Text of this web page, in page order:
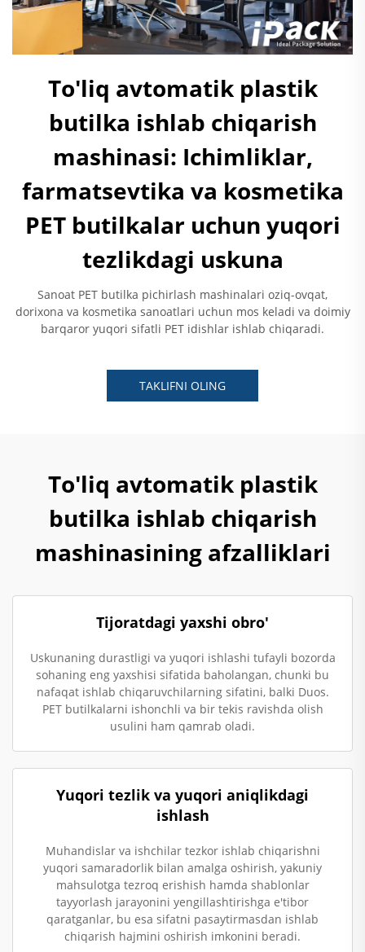
To'liq avtomatik plastik
butilka ishlab chiqarish
mashinasi: Ichimliklar,
farmatsevtika va kosmetika
PET butilkalar uchun yuqori
tezlikdagi uskuna
Sanoat PET butilka pichirlash mashinalari oziq-ovqat,
dorixona va kosmetika sanoatlari uchun mos keladi va doimiy
barqaror yuqori sifatli PET idishlar ishlab chiqaradi.
TAKLIFNI OLING
To'liq avtomatik plastik
butilka ishlab chiqarish
mashinasining afzalliklari
Tijoratdagi yaxshi obro'
Uskunaning durastligi va yuqori ishlashi tufayli bozorda
sohaning eng yaxshisi sifatida baholangan, chunki bu
nafaqat ishlab chiqaruvchilarning sifatini, balki Duos.
PET butilkalarni ishonchli va bir tekis ravishda olish
usulini ham qamrab oladi.
Yuqori tezlik va yuqori aniqlikdagi
ishlash
Muhandislar va ishchilar tezkor ishlab chiqarishni
yuqori samaradorlik bilan amalga oshirish, yakuniy
mahsulotga tezroq erishish hamda shablonlar
tayyorlash jarayonini yengillashtirishga e'tibor
qaratganlar, bu esa sifatni pasaytirmasdan ishlab
chiqarish hajmini oshirish imkonini beradi.